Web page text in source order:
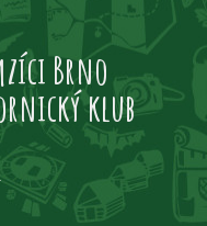
Brno
klub